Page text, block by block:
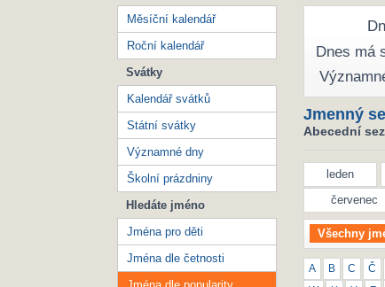
Dnes má
Jmenný
Abecední
leden
červenec
Všechny
A B C Č
Měsíční kalendář
Roční kalendář
Svátky
Kalendář svátků
Státní svátky
Významné dny
Školní prázdniny
Hledáte jméno
Jména pro děti
Jména dle četnosti